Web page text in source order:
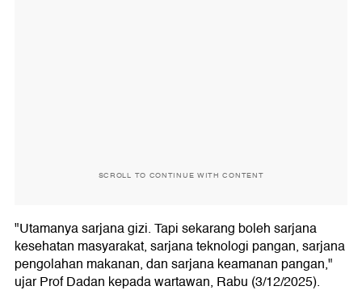
SCROLL TO CONTINUE WITH CONTENT
"Utamanya sarjana gizi. Tapi sekarang boleh sarjana
kesehatan masyarakat, sarjana teknologi pangan, sarjana
pengolahan makanan, dan sarjana keamanan pangan,"
ujar Prof Dadan kepada wartawan, Rabu (3/12/2025).